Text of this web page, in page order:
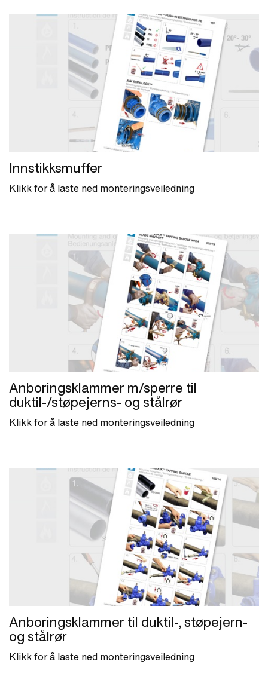
Innstikksmuffer
Klikk for å laste ned monteringsveiledning
Anboringsklammer m/sperre til
duktil-/støpejerns- og stålrør
Klikk for å laste ned monteringsveiledning
Anboringsklammer til duktil-, støpejern-
og stålrør
Klikk for å laste ned monteringsveiledning